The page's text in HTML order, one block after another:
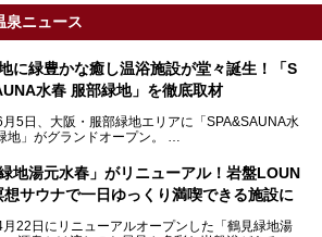
泉ニュース
に緑豊かな癒し温浴施設が堂々誕生！「S
水春 服部緑地」を徹底取材
5日、大阪・服部緑地エリアに「SPA&SAUNA水
地」がグランドオープン。
画から約5年の時を経て誕生した本施設は、温泉・
岩盤浴・フィットネス・ラウンジ・レストランなど
、これまでの“水春”のイメージをさらに進化させ
緑地湯元水春」がリニューアル！岩盤LOUN
想サウナで一日ゆっくり満喫できる施設に
22日にリニューアルオープンした「鶴見緑地湯